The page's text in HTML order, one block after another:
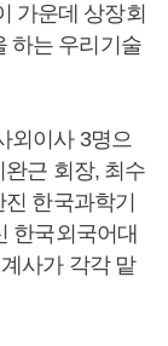
가운데 상장회
하는 우리기술
외이사 3명으
완근 회장, 최수
한국과학기
한국외국어대
사가 각각 맡